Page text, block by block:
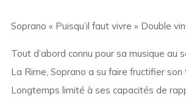
Soprano « Puisqu’il faut vivre » Double
Tout d’abord connu pour sa musique au
La Rime, Soprano a su faire fructifier son
Longtemps limité à ses capacités de